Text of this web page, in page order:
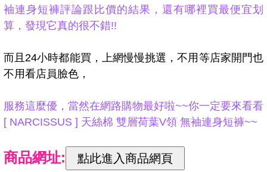
袖連身短褲評論跟比價的結果，還有哪裡買最便宜划
算，發現它真的很不錯!!
而且24小時都能買，上網慢慢挑選，不用等店家開門也
不用看店員臉色，
服務這麼優，當然在網路購物最好啦~~你一定要來看看
[ NARCISSUS ] 天絲棉 雙層荷葉V領 無袖連身短褲~~
商品網址: